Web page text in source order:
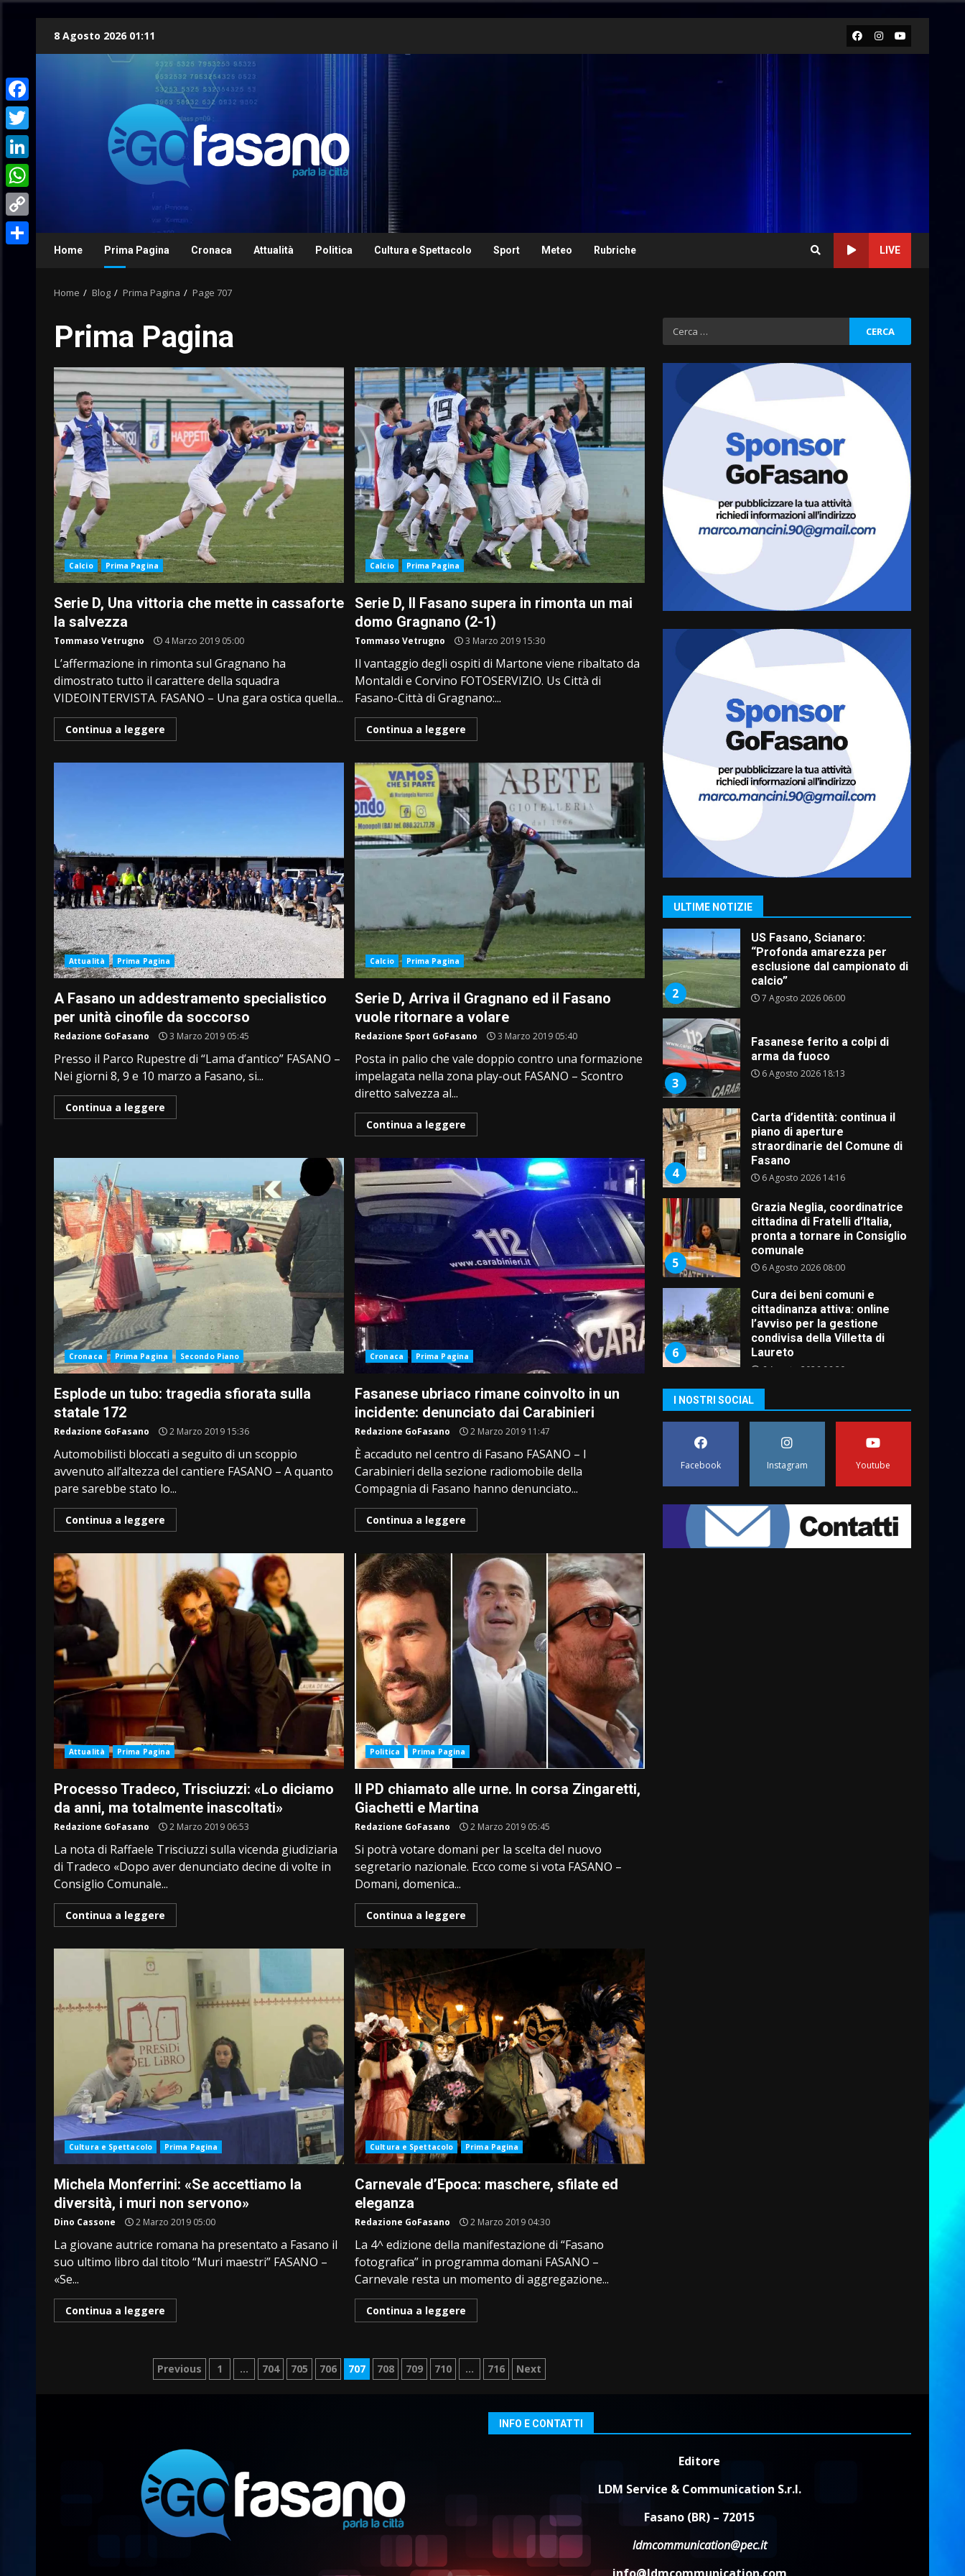
8 Agosto 2026 01:11 Facebook
Instagram
Youtube
Home Prima Pagina Cronaca Attualità Politica Cultura e Spettacolo Sport Meteo Rubriche LIVE
Home Blog Prima Pagina Page 707
Prima Pagina
Calcio Prima Pagina
Serie D, Una vittoria che mette in cassaforte
la salvezza
Tommaso Vetrugno 4 Marzo 2019 05:00
L’affermazione in rimonta sul Gragnano ha
dimostrato tutto il carattere della squadra
VIDEOINTERVISTA. FASANO – Una gara ostica quella...
Continua a leggere
Calcio Prima Pagina
Serie D, Il Fasano supera in rimonta un mai
domo Gragnano (2-1)
Tommaso Vetrugno 3 Marzo 2019 15:30
Il vantaggio degli ospiti di Martone viene ribaltato da
Montaldi e Corvino FOTOSERVIZIO. Us Città di
Fasano-Città di Gragnano:...
Continua a leggere
Attualità Prima Pagina
A Fasano un addestramento specialistico
per unità cinofile da soccorso
Redazione GoFasano 3 Marzo 2019 05:45
Presso il Parco Rupestre di “Lama d’antico” FASANO –
Nei giorni 8, 9 e 10 marzo a Fasano, si...
Continua a leggere
Calcio Prima Pagina
Serie D, Arriva il Gragnano ed il Fasano
vuole ritornare a volare
Redazione Sport GoFasano 3 Marzo 2019 05:40
Posta in palio che vale doppio contro una formazione
impelagata nella zona play-out FASANO – Scontro
diretto salvezza al...
Continua a leggere
Cronaca Prima Pagina Secondo Piano
Esplode un tubo: tragedia sfiorata sulla
statale 172
Redazione GoFasano 2 Marzo 2019 15:36
Automobilisti bloccati a seguito di un scoppio
avvenuto all’altezza del cantiere FASANO – A quanto
pare sarebbe stato lo...
Continua a leggere
Cronaca Prima Pagina
Fasanese ubriaco rimane coinvolto in un
incidente: denunciato dai Carabinieri
Redazione GoFasano 2 Marzo 2019 11:47
È accaduto nel centro di Fasano FASANO – I
Carabinieri della sezione radiomobile della
Compagnia di Fasano hanno denunciato...
Continua a leggere
Attualità Prima Pagina
Processo Tradeco, Trisciuzzi: «Lo diciamo
da anni, ma totalmente inascoltati»
Redazione GoFasano 2 Marzo 2019 06:53
La nota di Raffaele Trisciuzzi sulla vicenda giudiziaria
di Tradeco «Dopo aver denunciato decine di volte in
Consiglio Comunale...
Continua a leggere
Politica Prima Pagina
Il PD chiamato alle urne. In corsa Zingaretti,
Giachetti e Martina
Redazione GoFasano 2 Marzo 2019 05:45
Si potrà votare domani per la scelta del nuovo
segretario nazionale. Ecco come si vota FASANO –
Domani, domenica...
Continua a leggere
Cultura e Spettacolo Prima Pagina
Michela Monferrini: «Se accettiamo la
diversità, i muri non servono»
Dino Cassone 2 Marzo 2019 05:00
La giovane autrice romana ha presentato a Fasano il
suo ultimo libro dal titolo “Muri maestri” FASANO –
«Se...
Continua a leggere
Cultura e Spettacolo Prima Pagina
Carnevale d’Epoca: maschere, sfilate ed
eleganza
Redazione GoFasano 2 Marzo 2019 04:30
La 4^ edizione della manifestazione di “Fasano
fotografica” in programma domani FASANO –
Carnevale resta un momento di aggregazione...
Continua a leggere
Paginazione
Previous 1 … 704 705 706 707 708 709 710 … 716 Next
Ricerca
per:
ULTIME NOTIZIE
Fasanese ferito a colpi di
arma da fuoco
6 Agosto 2026 18:13
4
Carta d’identità: continua il
piano di aperture
straordinarie del Comune di
Fasano
6 Agosto 2026 14:16
5
Grazia Neglia, coordinatrice
cittadina di Fratelli d’Italia,
pronta a tornare in Consiglio
6 Agosto 2026 08:00
Cura dei beni comuni e
cittadinanza attiva: online
l’avviso per la gestione
condivisa della Villetta di
Laureto
6 Agosto 2026 06:20
7
La magia del Minareto e la
prima assoluta de “L’Albergo
Belvedere. Il rapimento”
6 Agosto 2026 06:15
1
“I Contestatori: Musica di
Rivoluzione”: nuovo
appuntamento con “Fasano in
2
US Fasano, Scianaro:
“Profonda amarezza per
esclusione dal campionato di
calcio”
7 Agosto 2026 06:00
3
Fasanese ferito a colpi di
arma da fuoco
6 Agosto 2026 18:13
4
Carta d’identità: continua il
piano di aperture
straordinarie del Comune di
Fasano
6 Agosto 2026 14:16
5
Grazia Neglia, coordinatrice
cittadina di Fratelli d’Italia,
pronta a tornare in Consiglio
comunale
6 Agosto 2026 08:00
6
Cura dei beni comuni e
cittadinanza attiva: online
l’avviso per la gestione
condivisa della Villetta di
Laureto
6 Agosto 2026 06:20
prima assoluta de “L’Albergo
Belvedere. Il rapimento”
6 Agosto 2026 06:15
appuntamento con “Fasano in
Banda”
7 Agosto 2026 06:05
I NOSTRI SOCIAL
Facebook Instagram Youtube
INFO E CONTATTI
Editore
LDM Service & Communication S.r.l.
Fasano (BR) – 72015
ldmcommunication@pec.it
info@ldmcommunication.com
Facebook
Twitter
LinkedIn
WhatsApp
Copy